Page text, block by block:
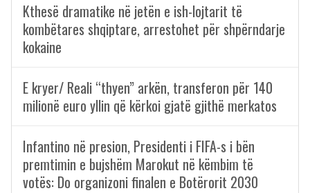
Kthesë dramatike në jetën e ish-lojtarit të
kombëtares shqiptare, arrestohet për shpërndarje
kokaine
E kryer/ Reali “thyen” arkën, transferon për 140
milionë euro yllin që kërkoi gjatë gjithë merkatos
Infantino në presion, Presidenti i FIFA-s i bën
premtimin e bujshëm Marokut në këmbim të
votës: Do organizoni finalen e Botërorit 2030